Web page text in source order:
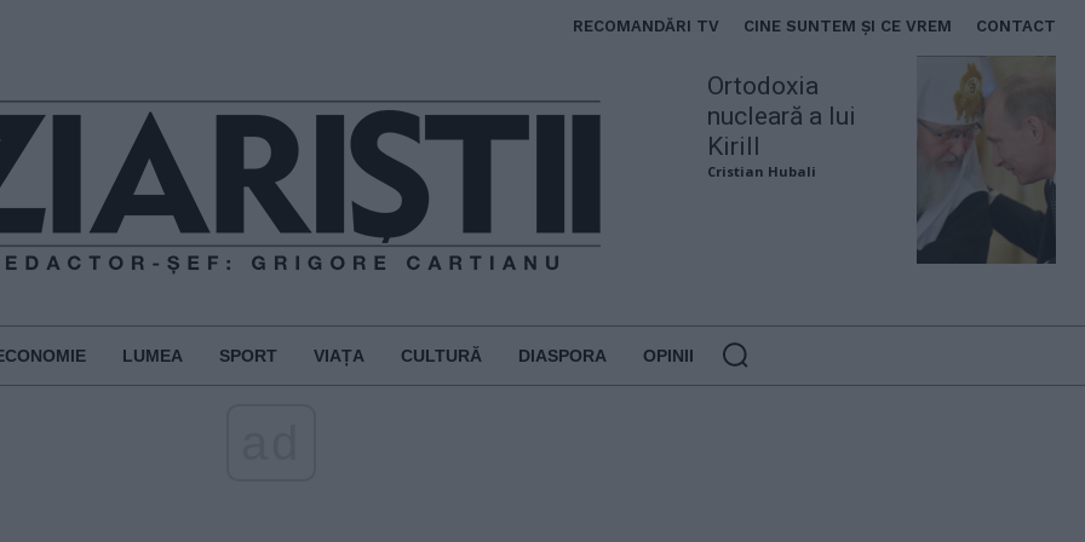
RECOMANDĂRI TV CINE SUNTEM ȘI CE VREM CONTACT
Ortodoxia
nucleară a lui
Kirill
Cristian Hubali
LUMEA SPORT VIAȚA CULTURĂ DIASPORA OPINII